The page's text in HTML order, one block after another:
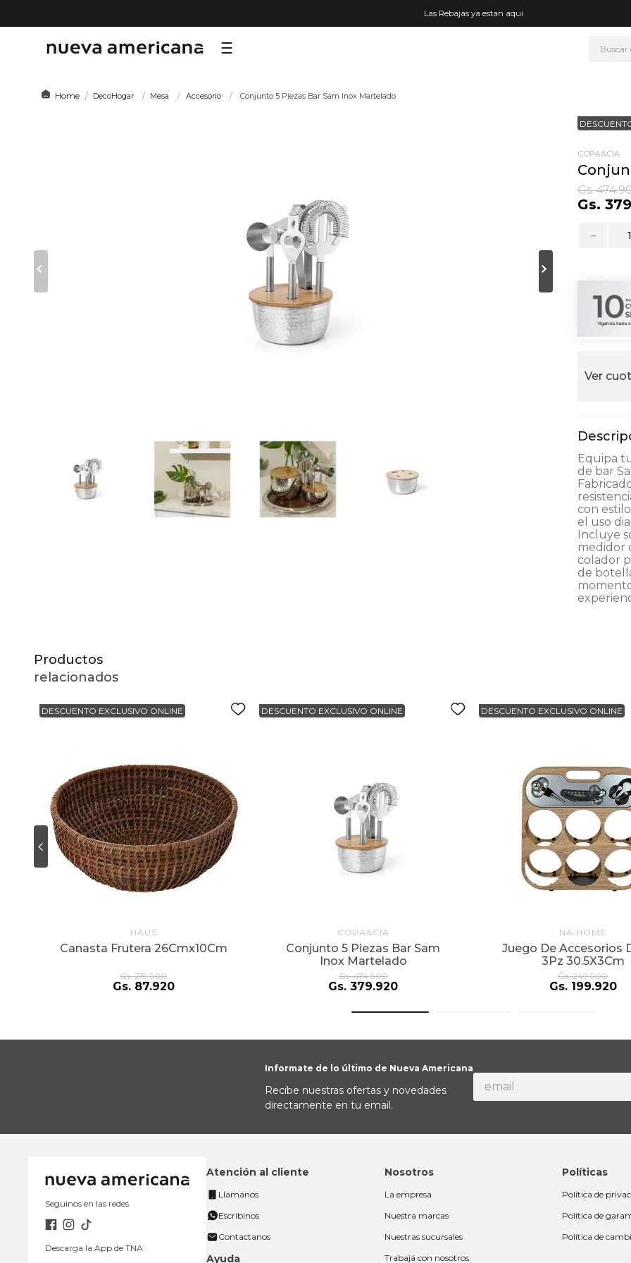
Las Rebajas ya estan aqui
hot wheels
6.
cafetera
organizador
.
almohada
9.
hydrate
10. toalla
DecoHogar Mesa Accesorio Conjunto 5 Piezas Bar Sam Inox Martelado
COPA&CIA
Gs. 474.
Gs. 379
－
Ver
Equipa
de bar
con
el uso
Incluye
medidor
colador
de
Productos
relacionados
DESCUENTO EXCLUSIVO ONLINE
HAUS
Canasta Frutera 26Cmx10Cm
Gs. 219.900
Gs. 87.920
DESCUENTO EXCLUSIVO ONLINE
COPA&CIA
Conjunto 5 Piezas Bar Sam
Inox Martelado
Gs. 474.900
Gs. 379.920
DESCUENTO EXCLUSIVO ONLINE
NA HOME
Juego De Accesorios
3Pz 30.5X3Cm
Gs. 249.900
Gs. 199.920
Informate de lo último de Nueva Americana
Recibe nuestras ofertas y novedades
directamente en tu email.
Seguinos en las redes
Descarga la App de TNA
Atención al cliente
Llamanos
Escribinos
Contactanos
Ayuda
Nosotros
La empresa
Nuestra marcas
Nuestras sucursales
Trabajá con nosotros
Políticas
Política de
Política de
Política de